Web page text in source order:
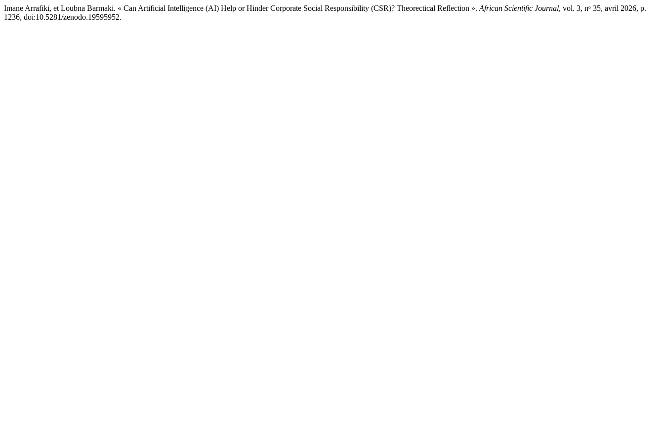
Imane Arrafiki, et Loubna Barmaki. « Can Artificial Intelligence (AI) Help or Hinder Corporate Social Responsibility (CSR)? Theorectical Reflection ». African Scientific Journal, vol. 3, nᵒ 35, avril 2026, p.
1236, doi:10.5281/zenodo.19595952.